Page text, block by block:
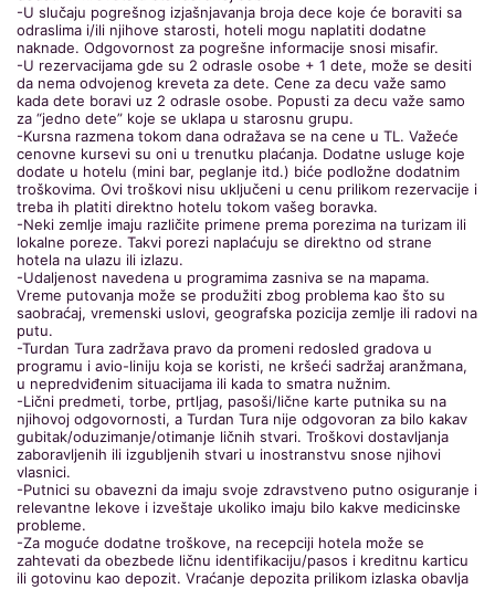
-U slučaju pogrešnog izjašnjavanja broja dece koje će boraviti sa
odraslima i/ili njihove starosti, hoteli mogu naplatiti dodatne
naknade. Odgovornost za pogrešne informacije snosi misafir.
-U rezervacijama gde su 2 odrasle osobe + 1 dete, može se desiti
da nema odvojenog kreveta za dete. Cene za decu važe samo
kada dete boravi uz 2 odrasle osobe. Popusti za decu važe samo
za “jedno dete” koje se uklapa u starosnu grupu.
-Kursna razmena tokom dana odražava se na cene u TL. Važeće
cenovne kursevi su oni u trenutku plaćanja. Dodatne usluge koje
dodate u hotelu (mini bar, peglanje itd.) biće podložne dodatnim
troškovima. Ovi troškovi nisu uključeni u cenu prilikom rezervacije i
treba ih platiti direktno hotelu tokom vašeg boravka.
-Neki zemlje imaju različite primene prema porezima na turizam ili
lokalne poreze. Takvi porezi naplaćuju se direktno od strane
hotela na ulazu ili izlazu.
-Udaljenost navedena u programima zasniva se na mapama.
Vreme putovanja može se produžiti zbog problema kao što su
saobraćaj, vremenski uslovi, geografska pozicija zemlje ili radovi na
putu.
-Turdan Tura zadržava pravo da promeni redosled gradova u
programu i avio-liniju koja se koristi, ne kršeći sadržaj aranžmana,
u nepredviđenim situacijama ili kada to smatra nužnim.
-Lični predmeti, torbe, prtljag, pasoši/lične karte putnika su na
njihovoj odgovornosti, a Turdan Tura nije odgovoran za bilo kakav
gubitak/oduzimanje/otimanje ličnih stvari. Troškovi dostavljanja
zaboravljenih ili izgubljenih stvari u inostranstvu snose njihovi
vlasnici.
-Putnici su obavezni da imaju svoje zdravstveno putno osiguranje i
relevantne lekove i izveštaje ukoliko imaju bilo kakve medicinske
probleme.
-Za moguće dodatne troškove, na recepciji hotela može se
zahtevati da obezbede ličnu identifikaciju/pasos i kreditnu karticu
ili gotovinu kao depozit. Vraćanje depozita prilikom izlaska obavlja